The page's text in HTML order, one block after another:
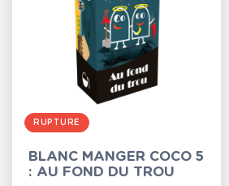
RUPTURE
BLANC MANGER COCO 5
: AU FOND DU TROU